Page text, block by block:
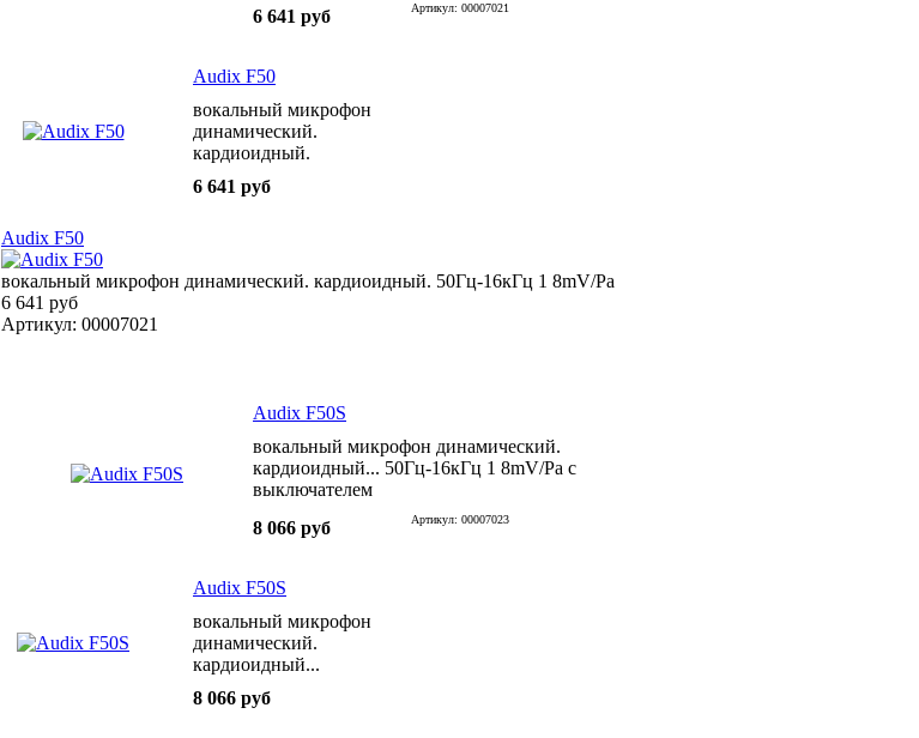
6 641 руб
Артикул: 00007021
Audix F50
вокальный микрофон
динамический.
кардиоидный.
6 641 руб
Audix F50
вокальный микрофон динамический. кардиоидный. 50Гц-16кГц 1 8mV/Pa
6 641 руб
Артикул: 00007021
Audix F50S
вокальный микрофон динамический.
кардиоидный... 50Гц-16кГц 1 8mV/Pa с
выключателем
8 066 руб
Артикул: 00007023
Audix F50S
вокальный микрофон
динамический.
кардиоидный...
с выключателем
8 066 руб